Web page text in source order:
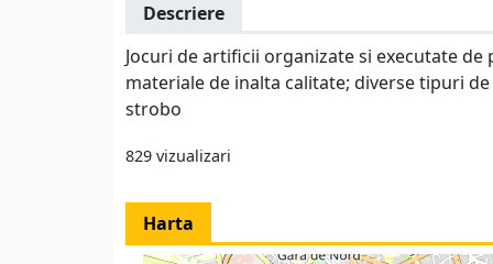
Descriere
Jocuri de artificii organizate si executate
materiale de inalta calitate; diverse tipuri
strobo
829 vizualizari
Harta